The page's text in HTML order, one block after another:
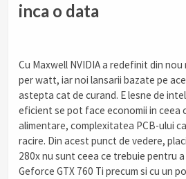
inca o data
Cu Maxwell NVIDIA a redefinit din
per watt, iar noi lansarii bazate pe
astepta cat de curand. E lesne de
eficient se pot face economii in ceea
alimentare, complexitatea PCB-ului
racire. Din acest punct de vedere,
280x nu sunt ceea ce trebuie pentru
Geforce GTX 760 Ti precum si cu un